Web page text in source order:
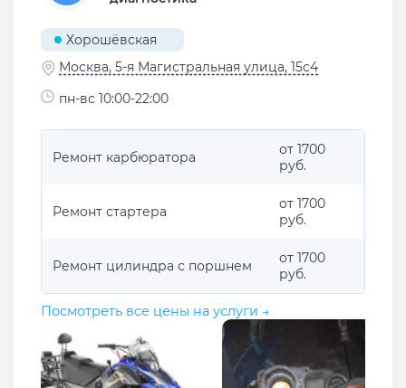
Хорошёвская
Москва, 5-я Магистральная улица, 15с4
пн-вс 10:00-22:00
Ремонт карбюратора
от 1700
руб.
Ремонт стартера
от 1700
руб.
Ремонт цилиндра с поршнем
от 1700
руб.
Посмотреть все цены на услуги →